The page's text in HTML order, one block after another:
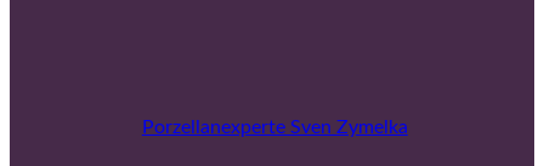
Porzellanexperte Sven Zymelka